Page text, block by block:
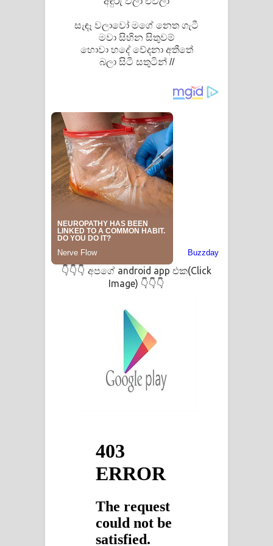
සැඳෑ වලාවෝ මගේ නෙත ගැටී
මවා සිහින සිතුවම්
හොවා හදේ වේදනා අතීතේ
බලා සිටී සතුටින් //
👇👇👇 අපගේ android app එක(Click
Image) 👇👇👇